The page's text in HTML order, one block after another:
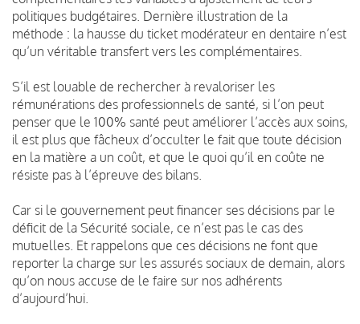
politiques budgétaires. Dernière illustration de la
méthode : la hausse du ticket modérateur en dentaire n’est
qu’un véritable transfert vers les complémentaires.
S’il est louable de rechercher à revaloriser les
rémunérations des professionnels de santé, si l’on peut
penser que le 100% santé peut améliorer l’accès aux soins,
il est plus que fâcheux d’occulter le fait que toute décision
en la matière a un coût, et que le quoi qu’il en coûte ne
résiste pas à l’épreuve des bilans.
Car si le gouvernement peut financer ses décisions par le
déficit de la Sécurité sociale, ce n’est pas le cas des
mutuelles. Et rappelons que ces décisions ne font que
reporter la charge sur les assurés sociaux de demain, alors
qu’on nous accuse de le faire sur nos adhérents
d’aujourd’hui.